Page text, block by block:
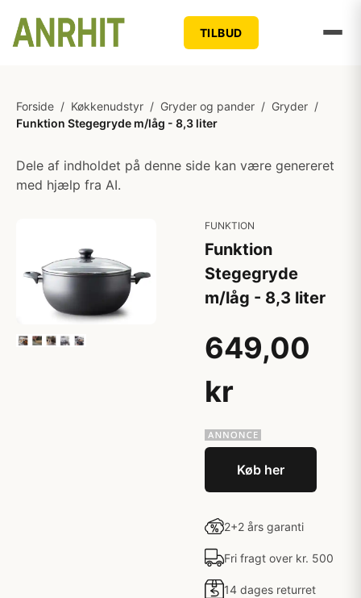
TILBUD
Forside / Køkkenudstyr / Gryder og pander / Gryder /
Funktion Stegegryde m/låg - 8,3 liter
Dele af indholdet på denne side kan være genereret
med hjælp fra AI.
FUNKTION
Funktion
Stegegryde
m/låg - 8,3 liter
649,00
kr
Køb her
2+2 års garanti
Fri fragt over kr. 500
14 dages returret